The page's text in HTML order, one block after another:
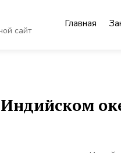
сайт
Главная